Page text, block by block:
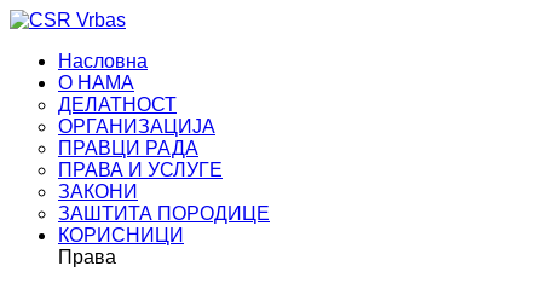
Насловна
О НАМА
ДЕЛАТНОСТ
ОРГАНИЗАЦИЈА
ПРАВЦИ РАДА
ПРАВА И УСЛУГЕ
ЗАКОНИ
ЗАШТИТА ПОРОДИЦЕ
КОРИСНИЦИ
Права